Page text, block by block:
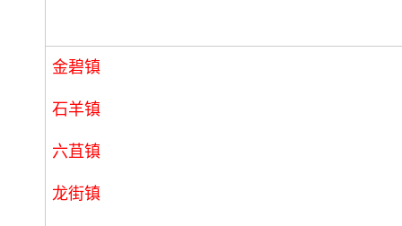
金碧镇
石羊镇
六苴镇
龙街镇